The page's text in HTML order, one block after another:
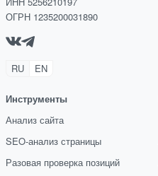
ОГРН 1235200031890
RU EN
Инструменты
Анализ сайта
SEO-анализ страницы
Разовая проверка позиций